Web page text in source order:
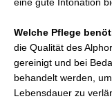
eine gute Intonation
Welche Pflege
die Qualität des
gereinigt und bei
behandelt werden,
Lebensdauer zu